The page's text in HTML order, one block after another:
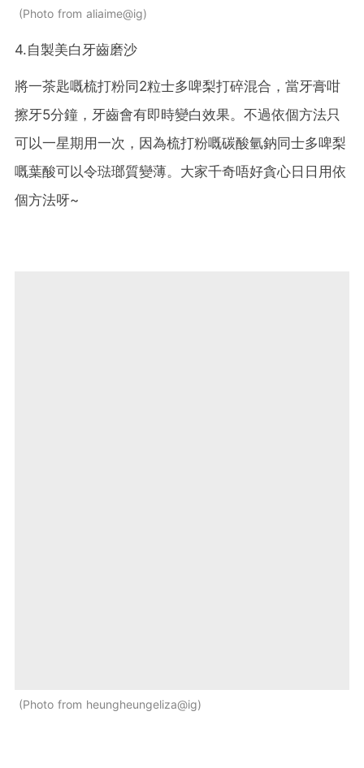
Photo from aliaime@ig
4.自製美白牙齒磨沙
將一茶匙嘅梳打粉同2粒士多啤梨打碎混合，當牙膏咁
擦牙5分鐘，牙齒會有即時變白效果。不過依個方法只
可以一星期用一次，因為梳打粉嘅碳酸氫鈉同士多啤梨
嘅葉酸可以令琺瑯質變薄。大家千奇唔好貪心日日用依
個方法呀~
Photo from heungheungeliza@ig